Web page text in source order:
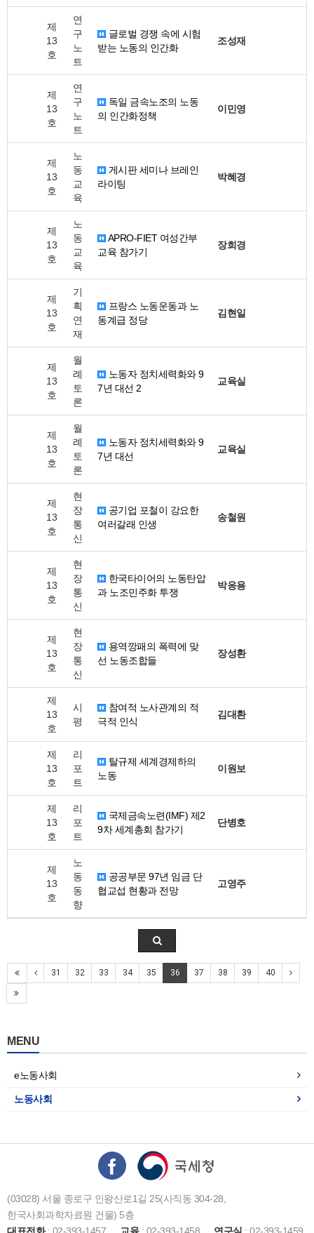
제
13
호
연
구
노
트
글로벌 경쟁 속에 시험
받는 노동의 인간화
조성재
제
13
호
연
구
노
트
독일 금속노조의 노동
의 인간화정책
이민영
제
13
호
노
동
교
육
게시판 세미나 브레인
라이팅
박혜경
제
13
호
노
동
교
육
APRO-FIET 여성간부
교육 참가기
장희경
제
13
호
기
획
연
재
프랑스 노동운동과 노
동계급 정당
김현일
제
13
호
월
례
토
론
노동자 정치세력화와 9
7년 대선 2
교육실
제
13
호
월
례
토
론
노동자 정치세력화와 9
7년 대선
교육실
제
13
호
현
장
통
신
공기업 포철이 강요한
여러갈래 인생
송철원
제
13
호
현
장
통
신
한국타이어의 노동탄압
과 노조민주화 투쟁
박응용
제
13
호
현
장
통
신
용역깡패의 폭력에 맞
선 노동조합들
장성환
제
13
호
시
평
참여적 노사관계의 적
극적 인식
김대환
제
13
호
리
포
트
탈규제 세계경제하의
노동
이원보
제
13
호
리
포
트
국제금속노련(IMF) 제2
9차 세계총회 참가기
단병호
제
13
호
노
동
동
향
공공부문 97년 임금 단
협교섭 현황과 전망
고영주
31 32 33 34 35 36 37 38 39 40
MENU
e노동사회
노동사회
(03028) 서울 종로구 인왕산로1길 25(사직동 304-28,
한국사회과학자료원 건물) 5층